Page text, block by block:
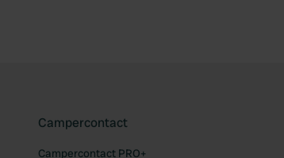
Campercontact
Campercontact PRO+